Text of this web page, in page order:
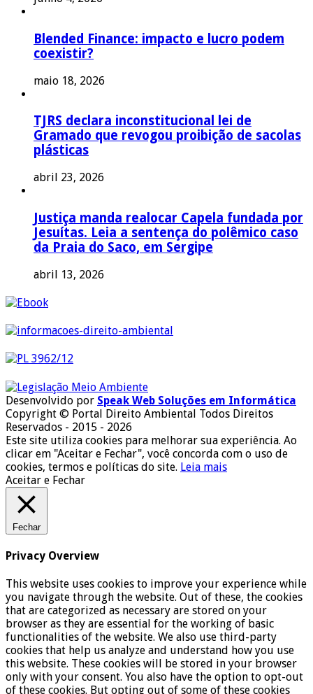
Blended Finance: impacto e lucro podem
coexistir?
maio 18, 2026
TJRS declara inconstitucional lei de
Gramado que revogou proibição de sacolas
plásticas
abril 23, 2026
Justiça manda realocar Capela fundada por
Jesuítas. Leia a sentença do polêmico caso
da Praia do Saco, em Sergipe
abril 13, 2026
Desenvolvido por Speak Web Soluções em Informática
Copyright © Portal Direito Ambiental Todos Direitos
Reservados - 2015 - 2026
Este site utiliza cookies para melhorar sua experiência. Ao
clicar em "Aceitar e Fechar", você concorda com o uso de
cookies, termos e políticas do site. Leia mais
Aceitar e Fechar
Fechar
Privacy Overview
This website uses cookies to improve your experience while
you navigate through the website. Out of these, the cookies
that are categorized as necessary are stored on your
browser as they are essential for the working of basic
functionalities of the website. We also use third-party
cookies that help us analyze and understand how you use
this website. These cookies will be stored in your browser
only with your consent. You also have the option to opt-out
of these cookies. But opting out of some of these cookies